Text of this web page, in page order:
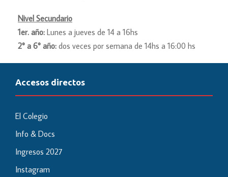
Nivel Secundario
1er. año: Lunes a jueves de 14 a 16hs
2° a 6° año: dos veces por semana de 14hs a 16:00 hs
Accesos directos
El Colegio
Info & Docs
Ingresos 2027
Instagram